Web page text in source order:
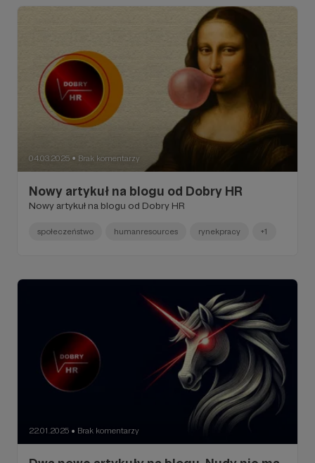
04.03.2025 ● Brak komentarzy
Nowy artykuł na blogu od Dobry HR
Nowy artykuł na blogu od Dobry HR
społeczeństwo humanresources rynekpracy +1
22.01.2025 ● Brak komentarzy